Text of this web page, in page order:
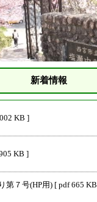
新着情報
KB ]
KB ]
第７号(HP用) [ pdf 665 KB